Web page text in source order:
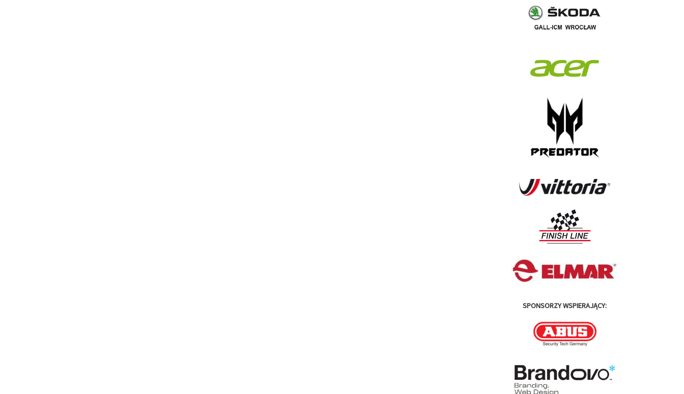
SPONSORZY WSPIERAJĄCY: